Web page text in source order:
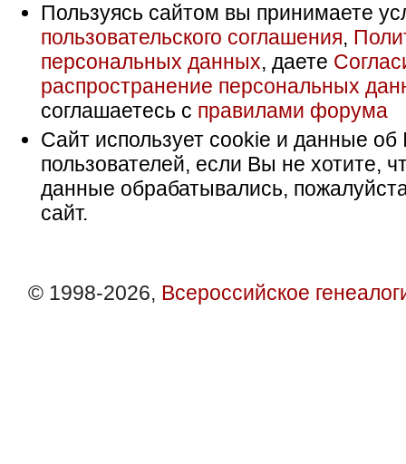
Пользуясь сайтом вы принимаете
пользовательского соглашения,
персональных данных, даете
распространение персональных
соглашаетесь с правилами форума
Сайт использует cookie и данные об
пользователей, если Вы не хотите,
данные обрабатывались,
сайт.
© 1998-2026, Всероссийское